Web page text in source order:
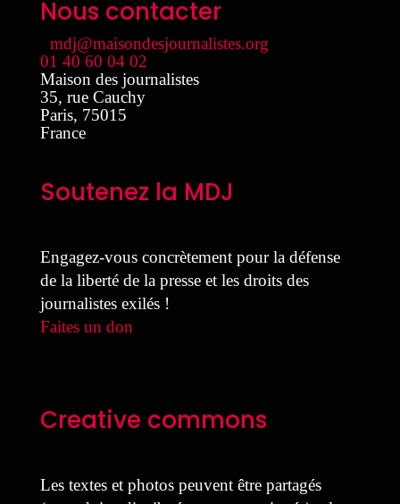
Nous contacter
mdj@maisondesjournalistes.org
01 40 60 04 02
Maison des journalistes
35, rue Cauchy
Paris, 75015
France
Soutenez la MDJ
Engagez-vous concrètement pour la défense
de la liberté de la presse et les droits des
journalistes exilés !
Faites un don
Creative commons
Les textes et photos peuvent être partagés